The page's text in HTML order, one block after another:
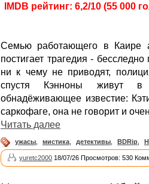
IMDB рейтинг: 6,2/10 (55 000
Семью работающего в Каире
постигает трагедия -
ни к чему не приводят,
спустя Кэнноны живут в
обнадёживающее известие:
саркофаге, она не говорит и
Читать далее
ужасы мистика детективы BDRip
yuretc2000 18/07/26 Просмотров: 530